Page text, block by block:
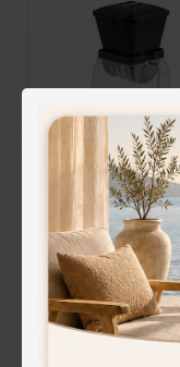
17.90€
Άμεση Αγορά